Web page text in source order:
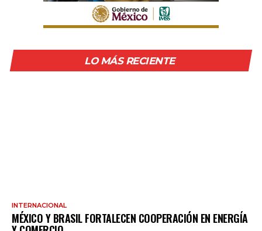
LO MÁS RECIENTE
INTERNACIONAL
MÉXICO Y BRASIL FORTALECEN COOPERACIÓN EN ENERGÍA